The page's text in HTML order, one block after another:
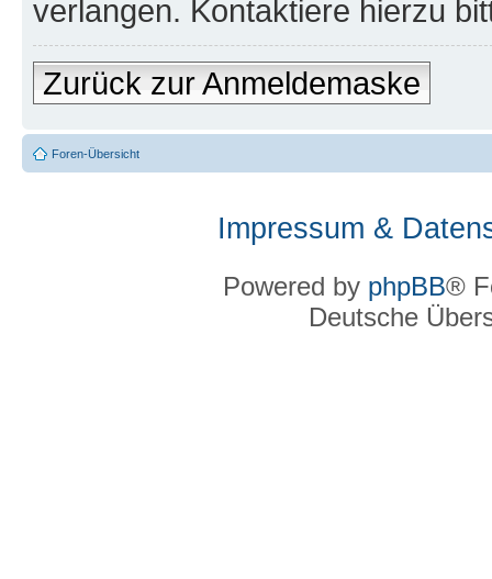
verlangen. Kontaktiere hierzu
Zurück zur Anmeldemaske
Foren-Übersicht
Impressum &
Powered by phpBB®
Deutsche